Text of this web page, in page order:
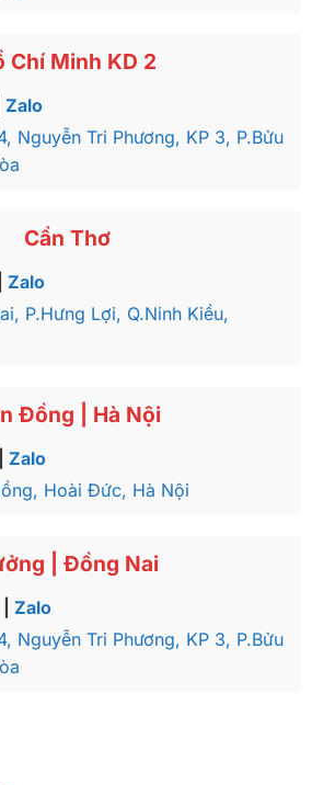
Chí Minh KD 2
Zalo
Nguyễn Tri Phương, KP 3, P.Bửu
Cần Thơ
Zalo
P.Hưng Lợi, Q.Ninh Kiều,
Đồng | Hà Nội
Zalo
Hoài Đức, Hà Nội
| Đồng Nai
Zalo
Nguyễn Tri Phương, KP 3, P.Bửu